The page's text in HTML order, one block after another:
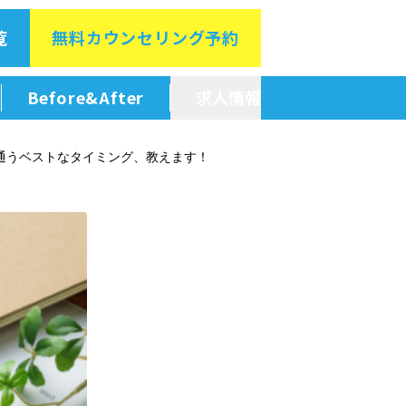
無料カウンセリング予約
Before&After
新卒採用情報
ベストなタイミング、教えます！